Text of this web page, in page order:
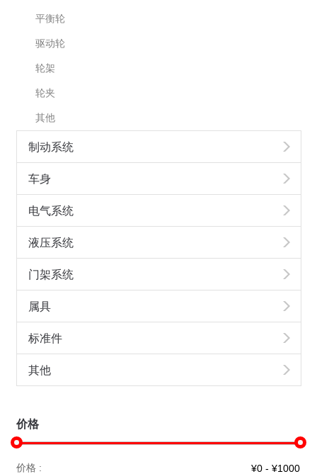
平衡轮
驱动轮
轮架
轮夹
其他
制动系统
车身
电气系统
液压系统
门架系统
属具
标准件
其他
价格
价格 :